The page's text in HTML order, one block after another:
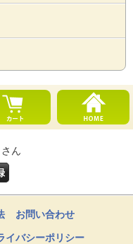
ん
お問い合わせ
イバシーポリシー